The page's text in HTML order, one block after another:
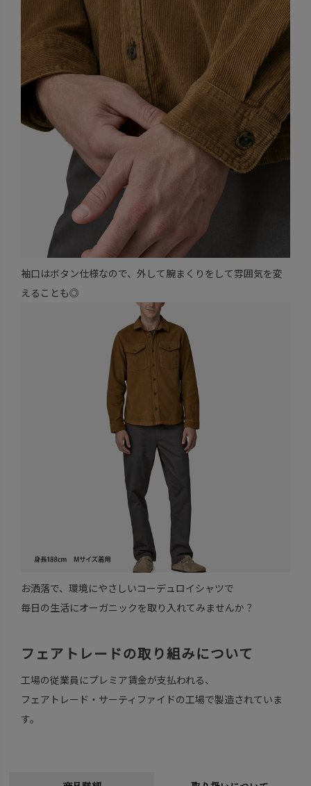
袖口はボタン仕様なので、外して腕まくりをして雰囲気を変
えることも◎
お洒落で、環境にやさしいコーデュロイシャツで
毎日の生活にオーガニックを取り入れてみませんか？
フェアトレードの取り組みについて
工場の従業員にプレミア賃金が支払われる、
フェアトレード・サーティファイドの工場で製造されていま
す。